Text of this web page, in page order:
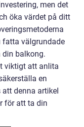
men det
öka värdet på ditt
fatta välgrundade
balkong.
viktigt att anlita
en
denna artikel
för att ta din